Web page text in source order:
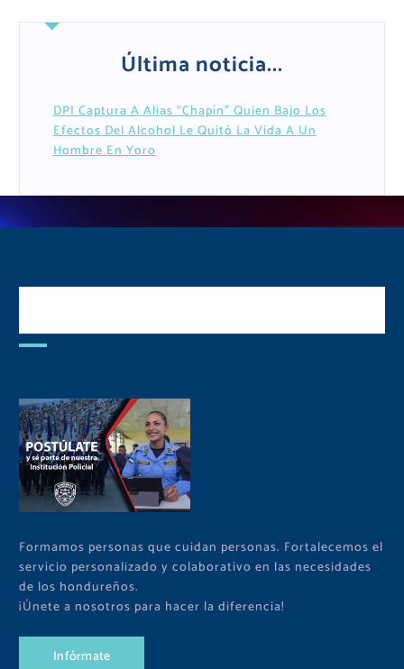
Última noticia...
DPI Captura A Alias “Chapín” Quien Bajo Los
Efectos Del Alcohol Le Quitó La Vida A Un
Hombre En Yoro
Formamos personas que cuidan personas. Fortalecemos el
servicio personalizado y colaborativo en las necesidades
de los hondureños.
¡Únete a nosotros para hacer la diferencia!
Infórmate